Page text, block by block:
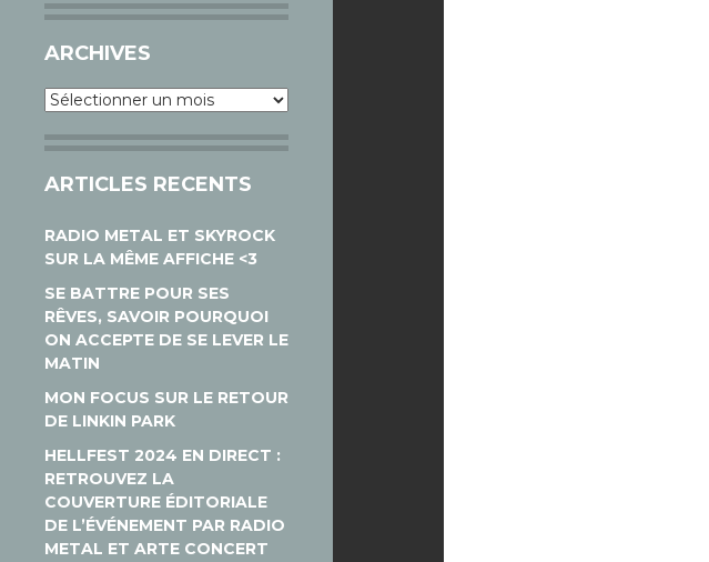
ARCHIVES
Archives
ARTICLES RECENTS
RADIO METAL ET SKYROCK
SUR LA MÊME AFFICHE <3
SE BATTRE POUR SES
RÊVES, SAVOIR POURQUOI
ON ACCEPTE DE SE LEVER LE
MATIN
MON FOCUS SUR LE RETOUR
DE LINKIN PARK
HELLFEST 2024 EN DIRECT :
RETROUVEZ LA
COUVERTURE ÉDITORIALE
DE L’ÉVÉNEMENT PAR RADIO
METAL ET ARTE CONCERT